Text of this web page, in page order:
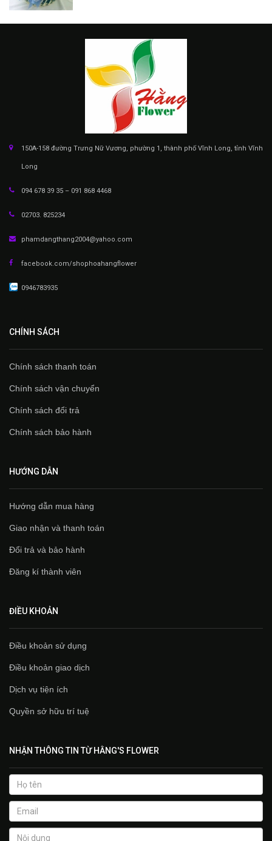
150A-158 đường Trưng Nữ Vương, phường 1, thành phố Vĩnh Long, tỉnh Vĩnh
Long
094 678 39 35 – 091 868 4468
02703. 825234
phamdangthang2004@yahoo.com
facebook.com/shophoahangflower
0946783935
CHÍNH SÁCH
Chính sách thanh toán
Chính sách vận chuyển
Chính sách đổi trả
Chính sách bảo hành
HƯỚNG DẪN
Hướng dẫn mua hàng
Giao nhận và thanh toán
Đổi trả và bảo hành
Đăng kí thành viên
ĐIỀU KHOẢN
Điều khoản sử dụng
Điều khoản giao dịch
Dịch vụ tiện ích
Quyền sở hữu trí tuệ
NHẬN THÔNG TIN TỪ HẰNG'S FLOWER